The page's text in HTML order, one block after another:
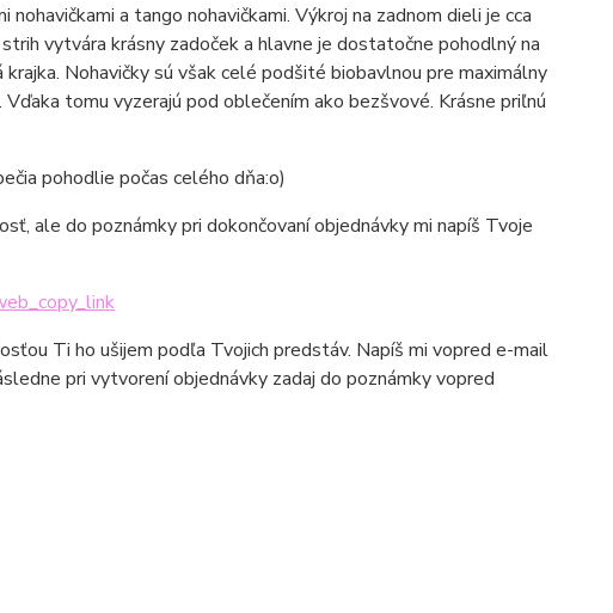
a tango nohavičkami. Výkroj na zadnom dieli je cca
vytvára krásny zadoček a hlavne je dostatočne pohodlný na
Nohavičky sú však celé podšité biobavlnou pre maximálny
tomu vyzerajú pod oblečením ako bezšvové. Krásne priľnú
pohodlie počas celého dňa:o)
ale do poznámky pri dokončovaní objednávky mi napíš Tvoje
Ti ho ušijem podľa Tvojich predstáv. Napíš mi vopred e-mail
pri vytvorení objednávky zadaj do poznámky vopred